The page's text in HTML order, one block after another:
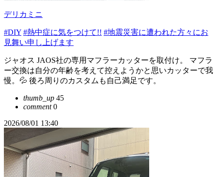
デリカミニ
#DIY #熱中症に気をつけて!! #地震災害に遭われた方々にお
見舞い申し上げます
ジャオス JAOS社の専用マフラーカッターを取付け。 マフラ
ー交換は自分の年齢を考えて控えようかと思いカッターで我
慢。💦 後ろ周りのカスタムも自己満足です。
thumb_up 45
comment0
2026/08/01 13:40